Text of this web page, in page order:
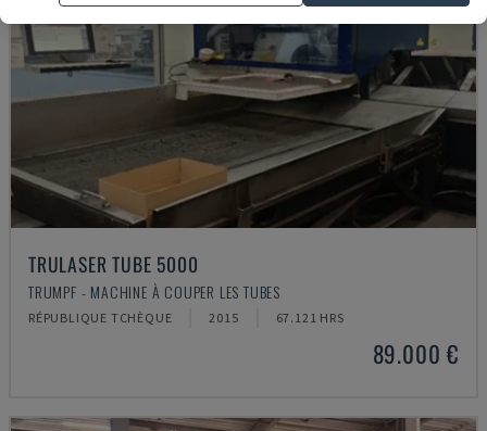
TRULASER TUBE 5000
TRUMPF - MACHINE À COUPER LES TUBES
RÉPUBLIQUE TCHÈQUE 2015 67.121 HRS
89.000 €